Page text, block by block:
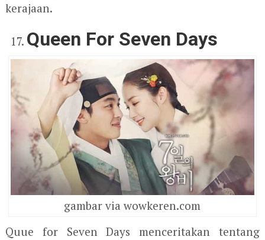
kerajaan.
Queen For Seven Days
gambar via wowkeren.com
Quue for Seven Days menceritakan tentang